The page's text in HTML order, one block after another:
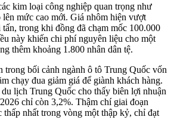
kim loại công nghiệp quan trọng như
lên mức cao mới. Giá nhôm hiện vượt
tấn, trong khi đồng đã chạm mốc 100.000
này khiến chi phí nguyên liệu cho một
thêm khoảng 1.800 nhân dân tệ.
trong bối cảnh ngành ô tô Trung Quốc vốn
chạy đua giảm giá để giành khách hàng.
lịch Trung Quốc cho thấy biên lợi nhuận
chỉ còn 3,2%. Thậm chí giai đoạn
thấp nhất trong vòng một thập kỷ, chỉ đạt